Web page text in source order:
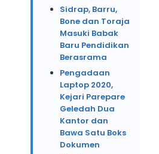
Sidrap, Barru,
Bone dan Toraja
Masuki Babak
Baru Pendidikan
Berasrama
Pengadaan
Laptop 2020,
Kejari Parepare
Geledah Dua
Kantor dan
Bawa Satu Boks
Dokumen